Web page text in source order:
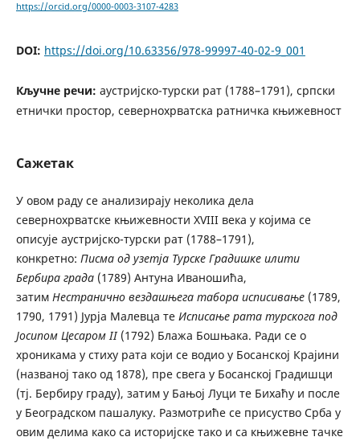
https://orcid.org/0000-0003-3107-4283
DOI: https://doi.org/10.63356/978-99997-40-02-9_001
Кључне речи: аустријско-турски рат (1788–1791), српски
етнички простор, севернохрватска ратничка књижевност
Сажетак
У овом раду се анализирају неколика дела
севернохрватске књижевности XVIII века у којима се
описује аустријско-турски рат (1788–1791),
конкретно: Писма од узетја Турске Градишке илити
Бербира града (1789) Антуна Иваношића,
затим Нестранично вездашњега табора исписивање (1789,
1790, 1791) Јурја Малевца те Исписање рата турскога под
Јосипом ЦесаромII (1792) Блажа Бошњака. Ради се о
хроникама у стиху рата који се водио у Босанској Крајини
(названој тако од 1878), пре свега у Босанској Градишци
(тј. Бербиру граду), затим у Бањој Луци те Бихаћу и после
у Београдском пашалуку. Размотриће се присуство Срба у
овим делима како са историјске тако и са књижевне тачке